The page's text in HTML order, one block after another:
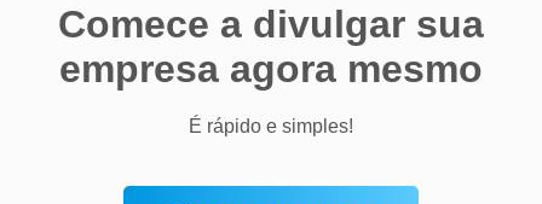
Comece a divulgar sua
empresa agora mesmo
É rápido e simples!